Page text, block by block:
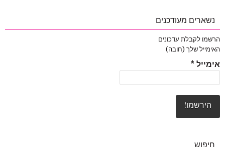
נשארים מעודכנים
הרשמו לקבלת עדכונים
האימייל שלך (חובה)
אימייל *
חיפוש